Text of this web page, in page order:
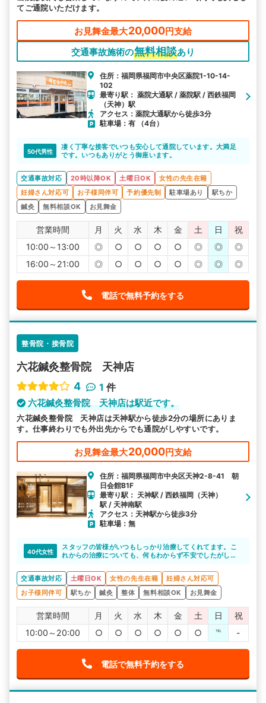
てご通院いただけます。
お見舞金最大20,000円支給
交通事故施術の無料相談あり
住所：福岡県福岡市中央区薬院1-10-14-
102
最寄り駅： 薬院大通駅 / 薬院駅 / 西鉄福岡
（天神）駅
アクセス：薬院大通駅から徒歩3分
駐車場：有 （4台）
50代男性
凄く丁寧な接客でいつも安心して通院しています。大満足
です。いつもありがとう御座います。
交通事故対応 20時以降OK 土曜日OK
女性の先生在籍
妊婦さん対応可
お子様同伴可 予約優先制 駐車場あり
駅ちか
鍼灸
無料相談OK お見舞金
営業時間 月 火 水 木 金 土 日
祝
10:00～13:00
◎ ○ ○ ○ ○ ◎ ◎
◎
16:00～21:00
◎ ○ ○ ○ ○ ◎ ◎ ◎
電話で無料予約をする
整骨院・接骨院
六花鍼灸整骨院 天神店
4
1 件
六花鍼灸整骨院 天神店は駅近です。
六花鍼灸整骨院 天神店は天神駅から徒歩2分の場所にありま
す。仕事終わりでも外出先からでも通院がしやすいです。
お見舞金最大20,000円支給
住所：福岡県福岡市中央区天神2-8-41 朝
日会館B1F
最寄り駅： 天神駅 / 西鉄福岡（天神）
駅 / 天神南駅
アクセス：天神駅から徒歩3分
駐車場：無
40代女性
スタッフの皆様がいつもしっかり治療してくれてます。こ
れからの治療についても、何もわからず不安でしたがしっ
交通事故対応
土曜日OK 女性の先生在籍
妊婦さん対応可
お子様同伴可
駅ちか 鍼灸 整体 無料相談OK お見舞金
営業時間 月 火 水 木 金 土 日
祝
10:00～20:00
○ ○ ○ ○ ○ ○ ℡ -
電話で無料予約をする